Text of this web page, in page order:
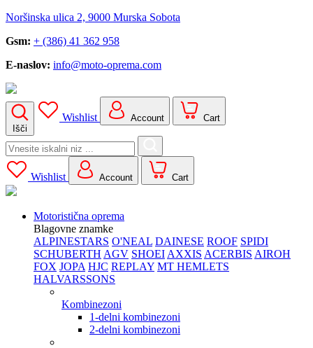
Noršinska ulica 2, 9000 Murska Sobota
Gsm: + (386) 41 362 958
E-naslov: info@moto-oprema.com
Išči
Wishlist Account Cart
Search
for:
Wishlist
Account Cart
Motoristična oprema
Blagovne znamke
ALPINESTARS O'NEAL DAINESE ROOF SPIDI
SCHUBERTH AGV SHOEI AXXIS ACERBIS AIROH
FOX JOPA HJC REPLAY MT HEMLETS
HALVARSSONS
Kombinezoni
1-delni kombinezoni
2-delni kombinezoni